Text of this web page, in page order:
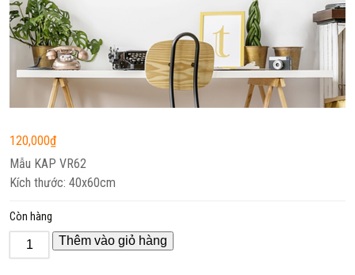
120,000₫
Mẫu KAP VR62
Kích thước: 40x60cm
Còn hàng
Thêm vào giỏ hàng